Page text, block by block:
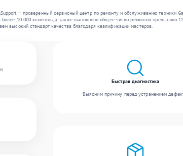
— проверенный сервисный центр по ремонту и обслуживанию
более 10 000 клиентов, а также выполнено общее число ремонтов
высокий стандарт качества благодаря квалификации мастеров.
Быстрая диагностика
Выясним причину перед устранением